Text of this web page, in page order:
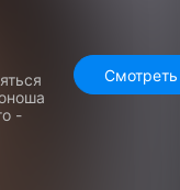
-
Смотреть